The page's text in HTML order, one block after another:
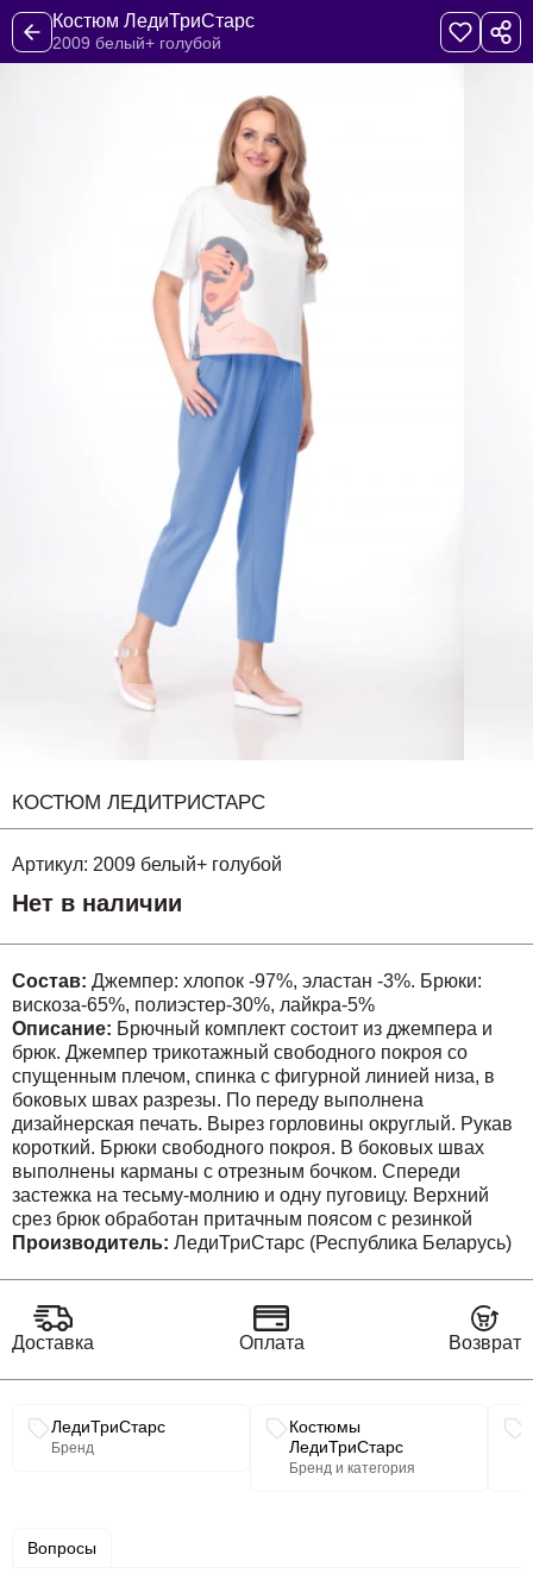
Костюм ЛедиТриСтарс
2009 белый+ голубой
КОСТЮМ ЛЕДИТРИСТАРС
Артикул: 2009 белый+ голубой
Нет в наличии
Состав: Джемпер: хлопок -97%, эластан -3%. Брюки:
вискоза-65%, полиэстер-30%, лайкра-5%
Описание: Брючный комплект состоит из джемпера и
брюк. Джемпер трикотажный свободного покроя со
спущенным плечом, спинка с фигурной линией низа, в
боковых швах разрезы. По переду выполнена
дизайнерская печать. Вырез горловины округлый. Рукав
короткий. Брюки свободного покроя. В боковых швах
выполнены карманы с отрезным бочком. Спереди
застежка на тесьму-молнию и одну пуговицу. Верхний
срез брюк обработан притачным поясом с резинкой
сзади.
Длина переда от плеча- 55 см.
Длина рукава от горловины по линии плеча -37 см.
Длина по шаговому шву –67 см.
Производитель: ЛедиТриСтарс (Республика Беларусь)
Доставка Оплата Возврат
Связанные разделы каталога
ЛедиТриСтарс
Бренд
Костюмы
ЛедиТриСтарс
Бренд и категория
Вопросы